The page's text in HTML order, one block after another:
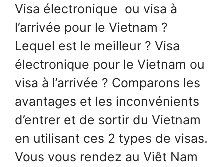
Visa électronique ou visa à
l’arrivée pour le Vietnam ?
Lequel est le meilleur ? Visa
électronique pour le Vietnam ou
visa à l’arrivée ? Comparons les
avantages et les inconvénients
d’entrer et de sortir du Vietnam
en utilisant ces 2 types de visas.
Vous vous rendez au Viêt Nam